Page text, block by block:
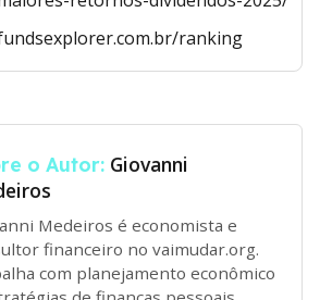
ranking
o Autor: Giovanni
Medeiros é economista e
financeiro no vaimudar.org.
com planejamento econômico